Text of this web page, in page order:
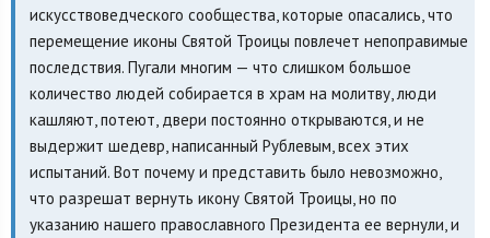
искусствоведческого сообщества, которые опасались, что
перемещение иконы Святой Троицы повлечет непоправимые
последствия. Пугали многим — что слишком большое
количество людей собирается в храм на молитву, люди
кашляют, потеют, двери постоянно открываются, и не
выдержит шедевр, написанный Рублевым, всех этих
испытаний. Вот почему и представить было невозможно,
что разрешат вернуть икону Святой Троицы, но по
указанию нашего православного Президента ее вернули, и